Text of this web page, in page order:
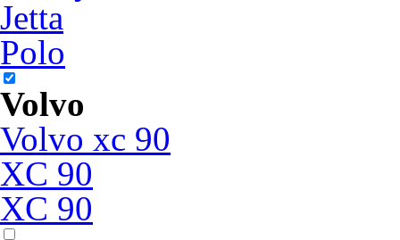
Jetta
Polo
Volvo
Volvo xc 90
XC 90
XC 90